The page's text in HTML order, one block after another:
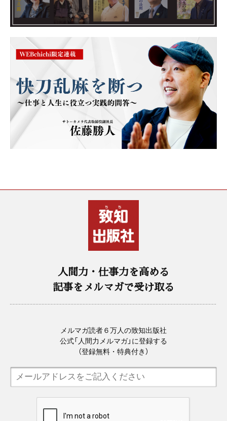
人間力・仕事力を高める
記事をメルマガで受け取る
メルマガ読者６万人の致知出版社
公式「人間力メルマガ」に登録する
（登録無料・特典付き）